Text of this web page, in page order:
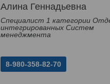
Алина Геннадьевна
Специалист 1 категории
интегрированных Систем
менеджмента
8-980-358-82-70